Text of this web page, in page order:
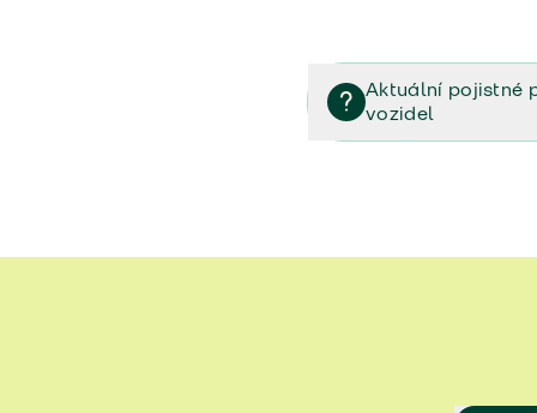
Aktuální pojistné
vozidel
Veřejný příslib -